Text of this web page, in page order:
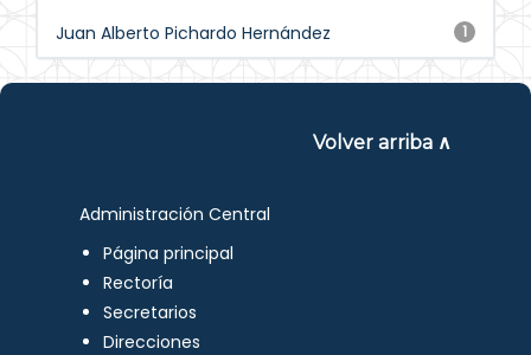
1
Juan Alberto Pichardo Hernández
Volver arriba ∧
Administración Central
Página principal
Rectoría
Secretarios
Direcciones